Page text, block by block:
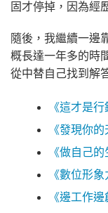
固才停掉，因為經
隨後，我繼續一邊
概長達一年多的時
從中替自己找到解
《這才是行
《發現你的
《做自己
《數位形象
《邊工作邊